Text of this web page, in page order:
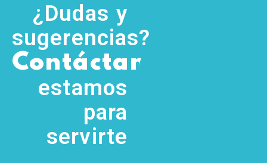
¿Dudas y
sugerencias?
Contáctanos
estamos
para
servirte